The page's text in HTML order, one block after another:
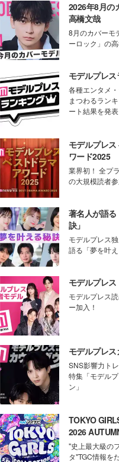
2026年8月の
高橋文哉
8月のカバーモ
ーロック」の
モデルプレ
各種エンタメ
まつわるラン
ート結果を発表
モデルプレ
ワード2025
業界初！ 全プ
の大規模読者
著名人が語
訣」
モデルプレス
語る「夢を叶え
モデルプレス
モデルプレス
ー加入！
モデルプレ
SNS影響力ト
特集「モデル
ン」
TOKYO
2026
デルプレス
"史上最大級の
タ"TGC情報を